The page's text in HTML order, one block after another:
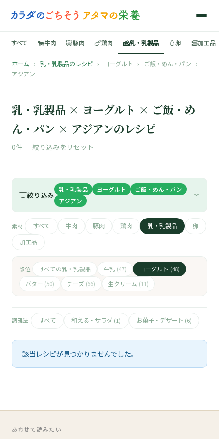
🍳
🐄
🍗
🥚
🥓
すべて 🐄牛肉 🐷豚肉 🍗鶏肉 🧀乳・乳製品 🥚卵 🥓加工品
ホーム › 乳・乳製品のレシピ › ヨーグルト › ご飯・めん・パン
›
アジアン
乳・乳製品 × ヨーグルト × ご飯・め
ん・パン × アジアンのレシピ
0件 — 絞り込みをリセット
絞り込み
乳・乳製品 ヨーグルト
ご飯・めん・パン
アジアン
素材 すべて 牛肉 豚肉 鶏肉 乳・乳製品
卵
加工品
部位 すべての乳・乳製品 牛乳 (47) ヨーグルト (48)
バター (50) チーズ (66) 生クリーム (11)
調理法 すべて 和える・サラダ (1) お菓子・デザート (6)
該当レシピが見つかりませんでした。
あわせて読みたい